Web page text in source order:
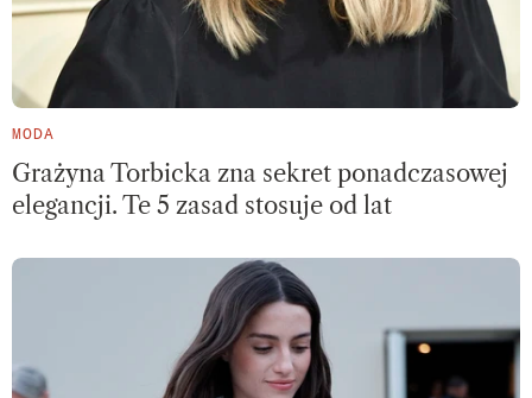
MODA
Grażyna Torbicka zna sekret ponadczasowej
elegancji. Te 5 zasad stosuje od lat